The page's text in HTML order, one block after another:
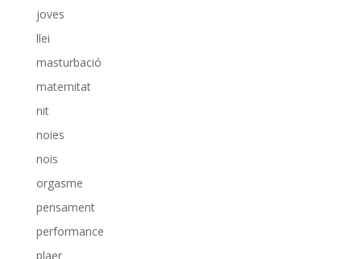
joves
llei
masturbació
maternitat
nit
noies
nois
orgasme
pensament
performance
plaer